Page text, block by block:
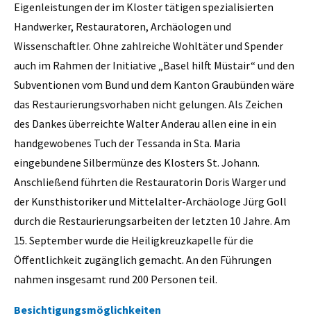
Eigenleistungen der im Kloster tätigen spezialisierten
Handwerker, Restauratoren, Archäologen und
Wissenschaftler. Ohne zahlreiche Wohltäter und Spender
auch im Rahmen der Initiative „Basel hilft Müstair“ und den
Subventionen vom Bund und dem Kanton Graubünden wäre
das Restaurierungsvorhaben nicht gelungen. Als Zeichen
des Dankes überreichte Walter Anderau allen eine in ein
handgewobenes Tuch der Tessanda in Sta. Maria
eingebundene Silbermünze des Klosters St. Johann.
Anschließend führten die Restauratorin Doris Warger und
der Kunsthistoriker und Mittelalter-Archäologe Jürg Goll
durch die Restaurierungsarbeiten der letzten 10 Jahre. Am
15. September wurde die Heiligkreuzkapelle für die
Öffentlichkeit zugänglich gemacht. An den Führungen
nahmen insgesamt rund 200 Personen teil.
Besichtigungsmöglichkeiten